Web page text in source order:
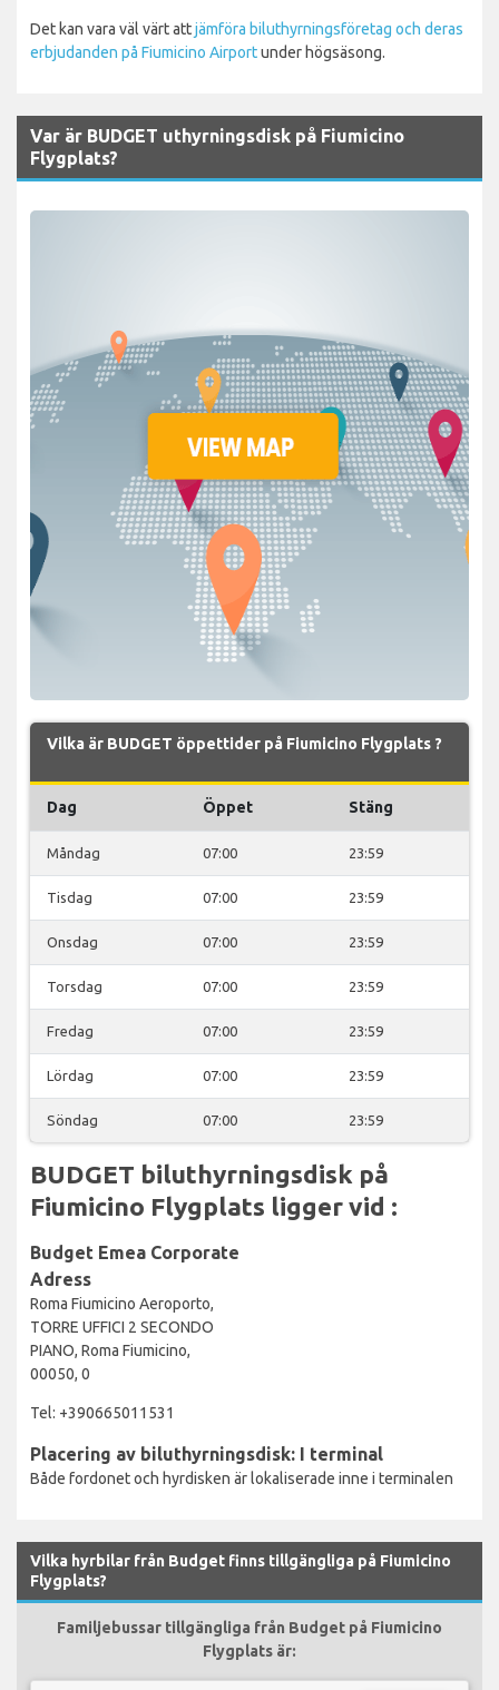
Det kan vara väl värt attjämföra biluthyrningsföretag och deras
erbjudanden på Fiumicino Airportunder högsäsong.
Var är BUDGET uthyrningsdisk på Fiumicino
Flygplats?
Vilka är BUDGET öppettider på Fiumicino Flygplats ?
Dag Öppet Stäng
Måndag 07:00 23:59
Tisdag 07:00 23:59
Onsdag 07:00 23:59
Torsdag 07:00 23:59
Fredag 07:00 23:59
Lördag 07:00 23:59
Söndag 07:00 23:59
BUDGET biluthyrningsdisk på
Fiumicino Flygplats ligger vid :
Budget Emea Corporate
Adress
Roma Fiumicino Aeroporto,
TORRE UFFICI 2 SECONDO
PIANO, Roma Fiumicino,
00050, 0
Tel: +390665011531
Placering av biluthyrningsdisk: I terminal
Både fordonet och hyrdisken är lokaliserade inne i terminalen
Vilka hyrbilar från Budget finns tillgängliga på Fiumicino
Flygplats?
Familjebussar tillgängliga från Budget på Fiumicino
Flygplats är: